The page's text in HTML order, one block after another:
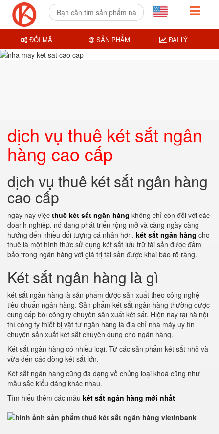
dịch vụ thuê két sắt ngân
hàng cao cấp
dịch vụ thuê két sắt ngân hàng
cao cấp
ngày nay việc thuê két sắt ngân hàng không chỉ còn đối với các
doanh nghiệp. nó đang phát triển rộng mở và càng ngày càng
hướng đến nhiều đối tượng cá nhân hơn. két sắt ngân hàng cho
thuê là một hình thức sử dụng két sắt lưu trữ tài sản được đảm
bảo trong ngân hàng với giá trị tài sản được khai báo rõ ràng.
Két sắt ngân hàng là gì
két sắt ngân hàng là sản phẩm được sản xuất theo công nghệ
tiêu chuẩn ngân hàng. Sản phẩm két sắt ngân hàng thường được
cung cấp bởi công ty chuyên sản xuất két sắt. Hiện nay tại hà nội
thì công ty thiết bị vật tư ngân hàng là địa chỉ nhà máy uy tín
chuyên sản xuất két sắt chuyên dụng cho ngân hàng.
Két sắt ngân hàng có nhiều loại. Từ các sản phẩm két sắt nhỏ và
vừa đến các dòng két sắt lớn.
Két sắt ngân hàng cũng đa dạng về chủng loại khoá cũng như
mầu sắc kiểu dáng khác nhau.
Tìm hiểu thêm các mẫu két sắt ngân hàng mới nhất
ĐỔI MÃ SẢN PHẨM ĐẠI LÝ